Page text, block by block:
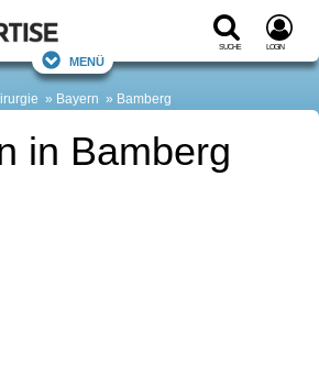
Suche Login
Menü
Bayern Bamberg
in Bamberg